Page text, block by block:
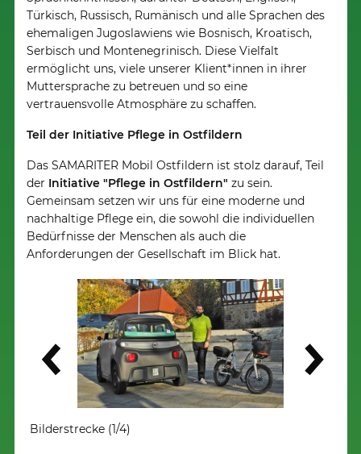
Türkisch, Russisch, Rumänisch und alle Sprachen des
ehemaligen Jugoslawiens wie Bosnisch, Kroatisch,
Serbisch und Montenegrinisch. Diese Vielfalt
ermöglicht uns, viele unserer Klient*innen in ihrer
Muttersprache zu betreuen und so eine
vertrauensvolle Atmosphäre zu schaffen.
Teil der Initiative Pflege in Ostfildern
Das SAMARITER Mobil Ostfildern ist stolz darauf, Teil
der Initiative "Pflege in Ostfildern" zu sein.
Gemeinsam setzen wir uns für eine moderne und
nachhaltige Pflege ein, die sowohl die individuellen
Bedürfnisse der Menschen als auch die
Anforderungen der Gesellschaft im Blick hat.
Bilderstrecke (1/4)